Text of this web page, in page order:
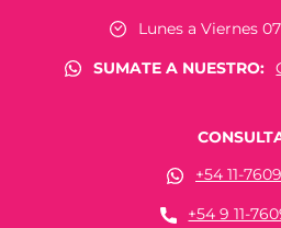
Lunes a Viernes
SUMATE A NUESTRO:
+54 11-
+54 9 11-